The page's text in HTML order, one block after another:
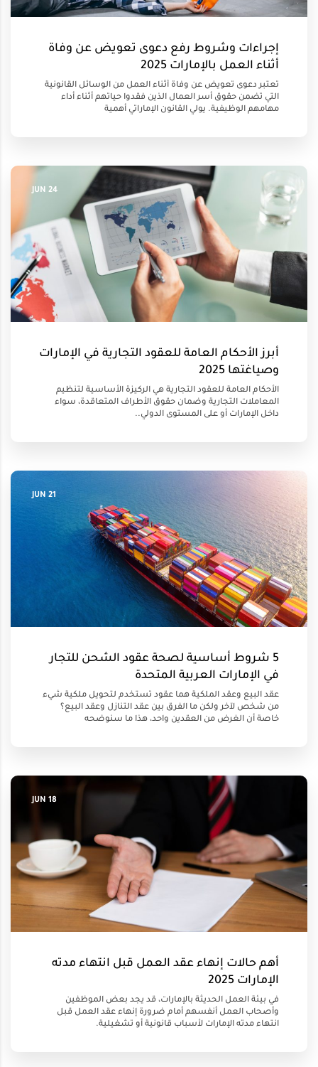
إجراءات وشروط رفع دعوى تعويض عن وفاة
أثناء العمل بالإمارات 2025
تعتبر دعوى تعويض عن وفاة أثناء العمل من الوسائل القانونية
التي تضمن حقوق أسر العمال الذين فقدوا حياتهم أثناء أداء
مهامهم الوظيفية. يولي القانون الإماراتي أهمية
24 JUN
أبرز الأحكام العامة للعقود التجارية في الإمارات
وصياغتها 2025
الأحكام العامة للعقود التجارية هي الركيزة الأساسية لتنظيم
المعاملات التجارية وضمان حقوق الأطراف المتعاقدة، سواء
داخل الإمارات أو على المستوى الدولي..
21 JUN
5 شروط أساسية لصحة عقود الشحن للتجار
في الإمارات العربية المتحدة
عقد البيع وعقد الملكية هما عقود تُستخدم لتحويل ملكية شيء
من شخص لآخر ولكن ما الفرق بين عقد التنازل وعقد البيع؟
خاصة أن الغرض من العقدين واحد، هذا ما سنوضحه
18 JUN
أهم حالات إنهاء عقد العمل قبل انتهاء مدته
الإمارات 2025
في بيئة العمل الحديثة بالإمارات، قد يجد بعض الموظفين
وأصحاب العمل أنفسهم أمام ضرورة إنهاء عقد العمل قبل
انتهاء مدته الإمارات لأسباب قانونية أو تشغيلية.